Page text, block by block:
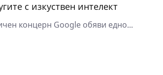
с изкуствен интелект
концерн Google обяви едно...